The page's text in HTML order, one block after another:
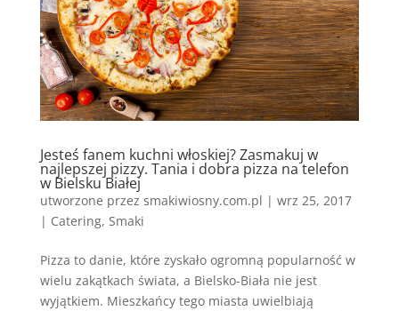
Jesteś fanem kuchni włoskiej? Zasmakuj w
najlepszej pizzy. Tania i dobra pizza na telefon
w Bielsku Białej
utworzone przez smakiwiosny.com.pl | wrz 25, 2017
| Catering, Smaki
Pizza to danie, które zyskało ogromną popularność w
wielu zakątkach świata, a Bielsko-Biała nie jest
wyjątkiem. Mieszkańcy tego miasta uwielbiają